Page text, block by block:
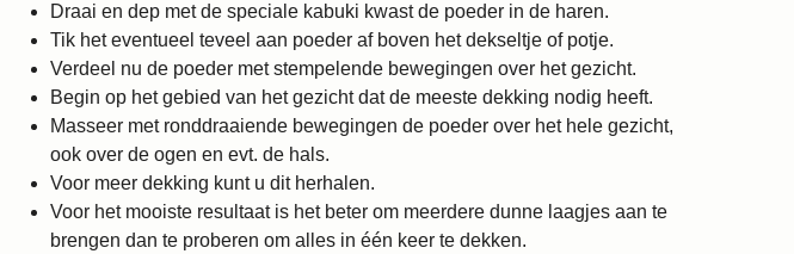
Draai en dep met de speciale kabuki kwast de poeder in de haren.
Tik het eventueel teveel aan poeder af boven het dekseltje of potje.
Verdeel nu de poeder met stempelende bewegingen over het gezicht.
Begin op het gebied van het gezicht dat de meeste dekking nodig heeft.
Masseer met ronddraaiende bewegingen de poeder over het hele gezicht,
ook over de ogen en evt. de hals.
Voor meer dekking kunt u dit herhalen.
Voor het mooiste resultaat is het beter om meerdere dunne laagjes aan te
brengen dan te proberen om alles in één keer te dekken.